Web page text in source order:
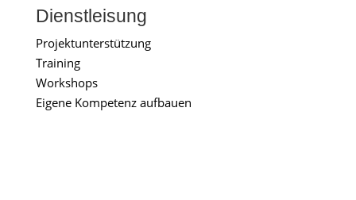
Dienstleisung
Projektunterstützung
Training
Workshops
Eigene Kompetenz aufbauen